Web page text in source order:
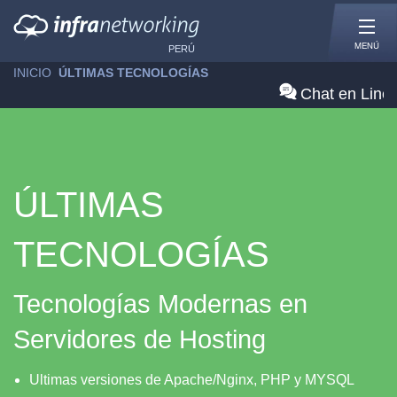
PERÚ MENÚ
INICIO »ÚLTIMAS TECNOLOGÍAS
Chat en
ÚLTIMAS
TECNOLOGÍAS
Tecnologías Modernas en
Servidores de Hosting
Ultimas versiones de Apache/Nginx, PHP y MYSQL